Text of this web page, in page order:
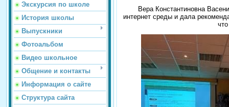
Экскурсия по школе
История школы
Выпускники
Фотоальбом
Видео школьное
Общение и контакты
Информация о сайте
Структура сайта
Вера Константиновна
интернет среды и дала